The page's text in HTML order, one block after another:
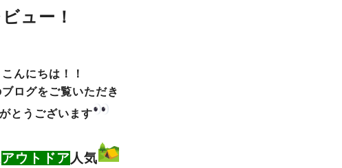
ュー！
こんにちは！！
ログをご覧いただき
とうございます
アウトドア人気